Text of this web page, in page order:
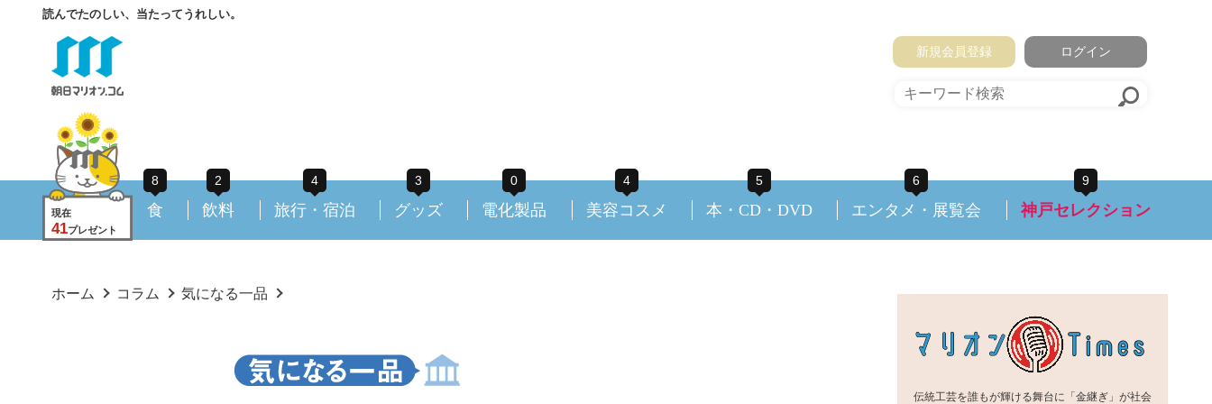
読んでたのしい、当たってうれしい。
新規会員登録 ログイン
現在
41プレゼント
8
食
2
飲料
4
旅行・宿泊
3
グッズ
0
電化製品
4
美容コスメ
5
本・CD・DVD
6
エンタメ・展覧会
9
神戸セレクション
ホーム コラム 気になる一品
伝統工芸を誰もが輝ける舞台に「金継ぎ」が社会